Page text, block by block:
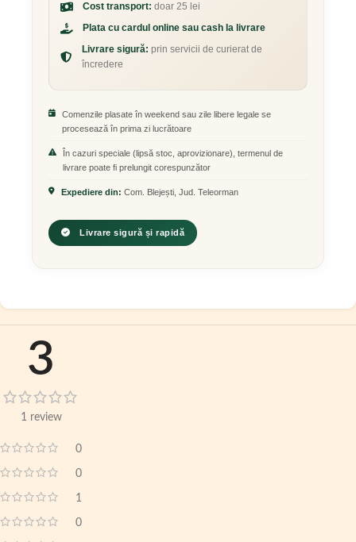
Cost transport: doar 25 lei
Plata cu cardul online sau cash la livrare
Livrare sigură: prin servicii de curierat de
încredere
Comenzile plasate în weekend sau zile libere legale se
procesează în prima zi lucrătoare
În cazuri speciale (lipsă stoc, aprovizionare), termenul de
livrare poate fi prelungit corespunzător
Expediere din: Com. Blejești, Jud. Teleorman
Livrare sigură și rapidă
3
1 review
0
0
1
0